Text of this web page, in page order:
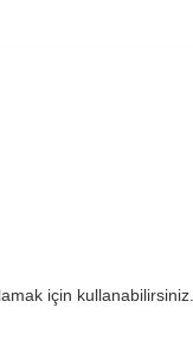
için kullanabilirsiniz.